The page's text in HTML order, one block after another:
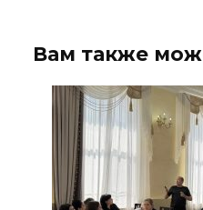
Вам также